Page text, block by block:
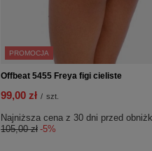
PROMOCJA
Offbeat 5455 Freya figi cieliste
99,00 zł / szt.
Najniższa cena z 30 dni przed
105,00 zł -5%